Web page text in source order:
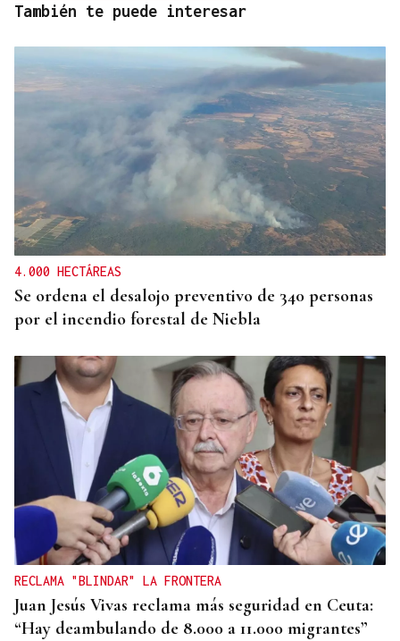
También te puede interesar
4.000 HECTÁREAS
Se ordena el desalojo preventivo de 340 personas
por el incendio forestal de Niebla
RECLAMA "BLINDAR" LA FRONTERA
Juan Jesús Vivas reclama más seguridad en Ceuta:
“Hay deambulando de 8.000 a 11.000 migrantes”